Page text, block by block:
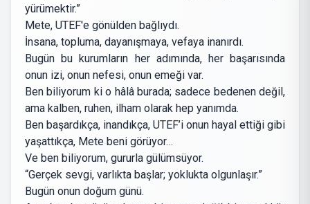
yürümektir.”
Mete, UTEF'e gönülden bağlıydı.
İnsana, topluma, dayanışmaya, vefaya inanırdı.
Bugün bu kurumların her adımında, her başarısında
onun izi, onun nefesi, onun emeği var.
Ben biliyorum ki o hâlâ burada; sadece bedenen değil,
ama kalben, ruhen, ilham olarak hep yanımda.
Ben başardıkça, inandıkça, UTEF’i onun hayal ettiği gibi
yaşattıkça, Mete beni görüyor…
Ve ben biliyorum, gururla gülümsüyor.
“Gerçek sevgi, varlıkta başlar; yoklukta olgunlaşır.”
Bugün onun doğum günü.